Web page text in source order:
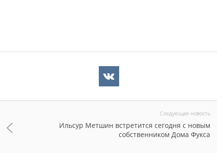
Следующая новость
Ильсур Метшин встретится сегодня с новым
собственником Дома Фукса